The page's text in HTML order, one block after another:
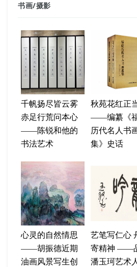
书画/摄影
千帆扬尽皆云雾
赤足行荒问本心
——陈锐和他的
书法艺术
秋苑花红正
——编纂《
历代名人书
集》史话
心灵的自然情思
——胡振德近期
油画风景写生创
艺笔写仁心
寄精神 ——
潘玉珂艺术